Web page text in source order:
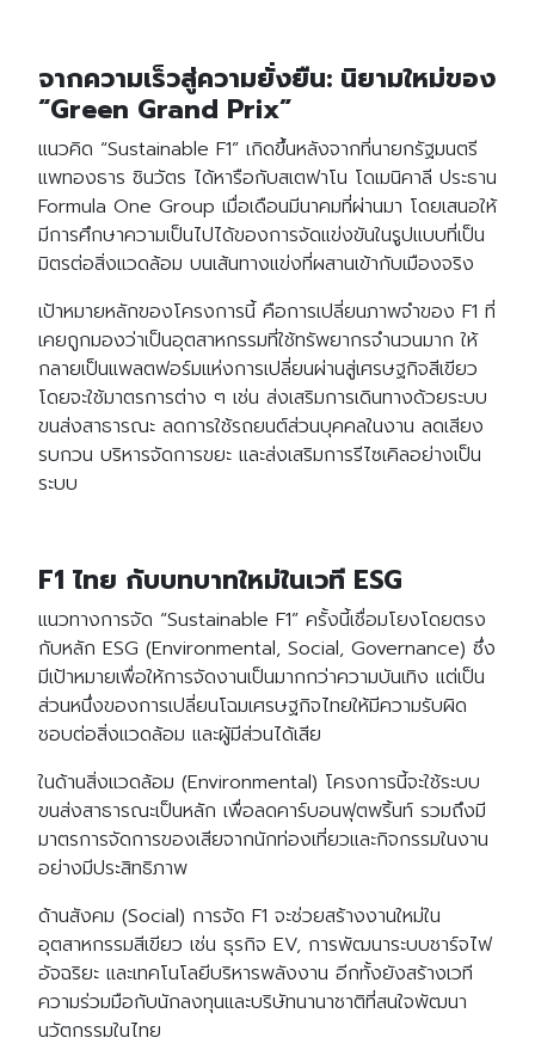
จากความเร็วสู่ความยั่งยืน: นิยามใหม่ของ
“Green Grand Prix”
แนวคิด “Sustainable F1” เกิดขึ้นหลังจากที่นายกรัฐมนตรี
แพทองธาร ชินวัตร ได้หารือกับสเตฟาโน โดเมนิคาลี ประธาน
Formula One Group เมื่อเดือนมีนาคมที่ผ่านมา โดยเสนอให้
มีการศึกษาความเป็นไปได้ของการจัดแข่งขันในรูปแบบที่เป็น
มิตรต่อสิ่งแวดล้อม บนเส้นทางแข่งที่ผสานเข้ากับเมืองจริง
เป้าหมายหลักของโครงการนี้ คือการเปลี่ยนภาพจำของ F1 ที่
เคยถูกมองว่าเป็นอุตสาหกรรมที่ใช้ทรัพยากรจำนวนมาก ให้
กลายเป็นแพลตฟอร์มแห่งการเปลี่ยนผ่านสู่เศรษฐกิจสีเขียว
โดยจะใช้มาตรการต่าง ๆ เช่น ส่งเสริมการเดินทางด้วยระบบ
ขนส่งสาธารณะ ลดการใช้รถยนต์ส่วนบุคคลในงาน ลดเสียง
รบกวน บริหารจัดการขยะ และส่งเสริมการรีไซเคิลอย่างเป็น
ระบบ
F1 ไทย กับบทบาทใหม่ในเวที ESG
แนวทางการจัด “Sustainable F1” ครั้งนี้เชื่อมโยงโดยตรง
กับหลัก ESG (Environmental, Social, Governance) ซึ่ง
มีเป้าหมายเพื่อให้การจัดงานเป็นมากกว่าความบันเทิง แต่เป็น
ส่วนหนึ่งของการเปลี่ยนโฉมเศรษฐกิจไทยให้มีความรับผิด
ชอบต่อสิ่งแวดล้อม และผู้มีส่วนได้เสีย
ในด้านสิ่งแวดล้อม (Environmental) โครงการนี้จะใช้ระบบ
ขนส่งสาธารณะเป็นหลัก เพื่อลดคาร์บอนฟุตพริ้นท์ รวมถึงมี
มาตรการจัดการของเสียจากนักท่องเที่ยวและกิจกรรมในงาน
อย่างมีประสิทธิภาพ
ด้านสังคม (Social) การจัด F1 จะช่วยสร้างงานใหม่ใน
อุตสาหกรรมสีเขียว เช่น ธุรกิจ EV, การพัฒนาระบบชาร์จไฟ
อัจฉริยะ และเทคโนโลยีบริหารพลังงาน อีกทั้งยังสร้างเวที
ความร่วมมือกับนักลงทุนและบริษัทนานาชาติที่สนใจพัฒนา
นวัตกรรมในไทย